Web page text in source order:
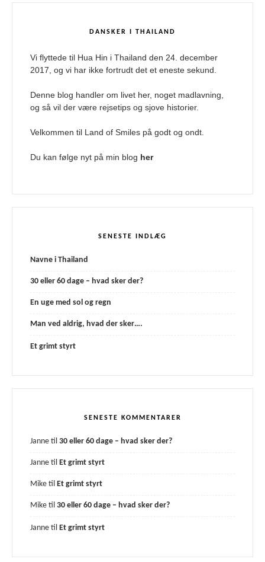
DANSKER I THAILAND
Vi flyttede til Hua Hin i Thailand den 24. december
2017, og vi har ikke fortrudt det et eneste sekund.
Denne blog handler om livet her, noget madlavning,
og så vil der være rejsetips og sjove historier.
Velkommen til Land of Smiles på godt og ondt.
Du kan følge nyt på min blog her
SENESTE INDLÆG
Navne i Thailand
30 eller 60 dage – hvad sker der?
En uge med sol og regn
Man ved aldrig, hvad der sker….
Et grimt styrt
SENESTE KOMMENTARER
Janne til 30 eller 60 dage – hvad sker der?
Janne til Et grimt styrt
Mike til Et grimt styrt
Mike til 30 eller 60 dage – hvad sker der?
Janne til Et grimt styrt